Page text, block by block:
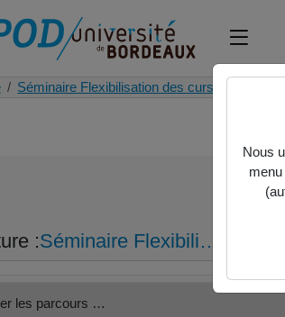
Séminaire Flexibilisation des cursus étudiants
:Séminaire Flexibili…
du séminaire Fle…
les parcours …
Nous